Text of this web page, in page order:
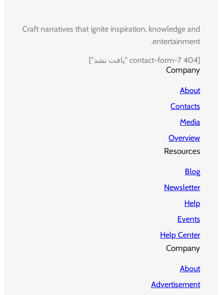
Craft narratives that ignite inspiration, knowledge and
entertainment.
[contact-form-7 404 "یافت نشد"]
Company
About
Contacts
Media
Overview
Resources
Blog
Newsletter
Help
Events
Help Center
Company
About
Advertisement